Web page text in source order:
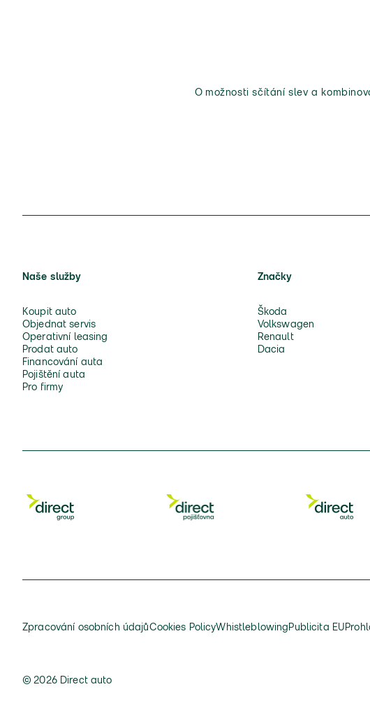
O možnosti sčítání slev a
Naše služby
Koupit auto
Objednat servis
Operativní leasing
Prodat auto
Financování auta
Pojištění auta
Pro firmy
Značky
Škoda
Volkswagen
Renault
Dacia
Zpracování osobních údajůCookies PolicyWhistleblowing Publicita EU
© 2026 Direct auto